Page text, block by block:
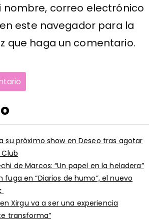
nombre, correo electrónico
este navegador para la
que haga un comentario.
su próximo show en Deseo tras agotar
de Marcos: “Un papel en la heladera”
fuga en “Diarios de humo”, el nuevo
en Xirgu va a ser una experiencia
transforma”